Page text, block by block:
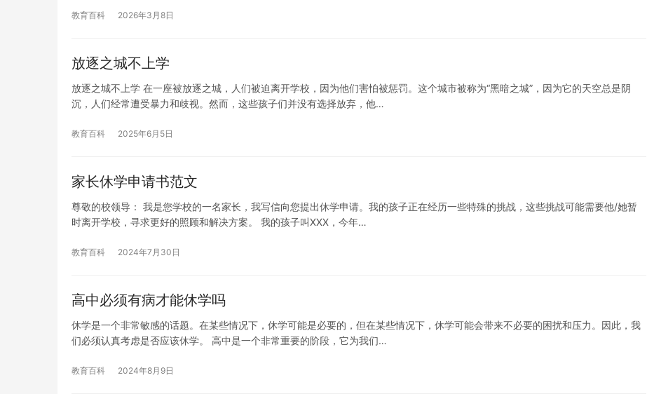
教育百科 2026年3月8日
放逐之城不上学
放逐之城不上学 在一座被放逐之城，人们被迫离开学校，因为他们害怕被惩罚。这个城市被称为“黑暗之城”，因为它的天空总是阴
沉，人们经常遭受暴力和歧视。然而，这些孩子们并没有选择放弃，他…
教育百科 2025年6月5日
家长休学申请书范文
尊敬的校领导： 我是您学校的一名家长，我写信向您提出休学申请。我的孩子正在经历一些特殊的挑战，这些挑战可能需要他/她暂
时离开学校，寻求更好的照顾和解决方案。 我的孩子叫XXX，今年…
教育百科 2024年7月30日
高中必须有病才能休学吗
休学是一个非常敏感的话题。在某些情况下，休学可能是必要的，但在某些情况下，休学可能会带来不必要的困扰和压力。因此，我
们必须认真考虑是否应该休学。 高中是一个非常重要的阶段，它为我们…
教育百科 2024年8月9日